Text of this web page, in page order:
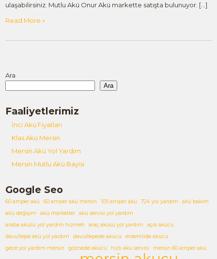
ulaşabilirsiniz. Mutlu Akü Onur Akü markette satışta bulunuyor. […]
Read More »
Ara
Ara
Faaliyetlerimiz
İnci Akü Fiyatları
Klas Akü Mersin
Mersin Akü Yol Yardım
Mersin Mutlu Akü Bayisi
Google Seo
60 amper akü 60 amper akü mersin 105 amper akü 724 yol yardım
akü bakım
akü değişim
akü marketler
akü servisi yol yardım
araba aküsü yol yardım hizmeti
araç aküsü yol yardım
açık akücü
davultepe akü yol yardım
davultepede akücü
erdemlide akücü
gece yol yardım mersin
göznede akücü hızlı akü servisi mersin 60 amper akü